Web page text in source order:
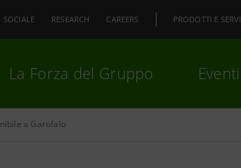
SOCIALE RESEARCH CAREERS PRODOTTI E
La Forza del Gruppo
a Garofalo